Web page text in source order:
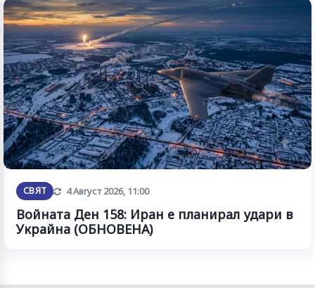
СВЯТ Обновена
4 Август 2026, 11:00
Войната Ден 158: Иран е планирал удари в
Украйна (ОБНОВЕНА)